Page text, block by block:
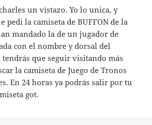
un vistazo. Yo lo unica, y
pedi la camiseta de BUFFON de la
mandado la de un jugador de
con el nombre y dorsal del
tendrás que seguir visitando más
la camiseta de Juego de Tronos
En 24 horas ya podrás salir por tu
got.